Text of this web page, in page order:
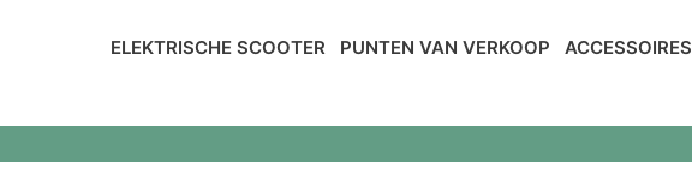
ELEKTRISCHE SCOOTER PUNTEN VAN VERKOOP ACCESSOIRES